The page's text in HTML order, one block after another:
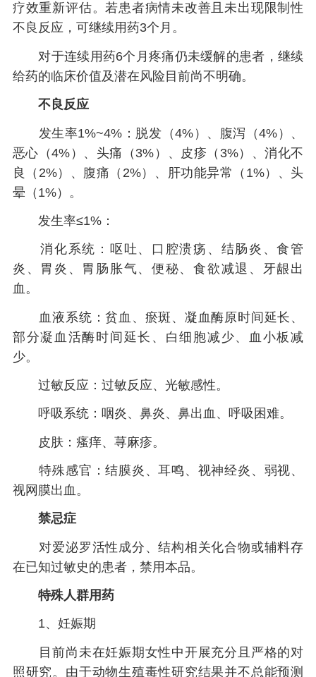
疗效重新评估。若患者病情未改善且未出现限制性
不良反应，可继续用药3个月。
对于连续用药6个月疼痛仍未缓解的患者，继续
给药的临床价值及潜在风险目前尚不明确。
不良反应
发生率1%~4%：脱发（4%）、腹泻（4%）、
恶心（4%）、头痛（3%）、皮疹（3%）、消化不
良（2%）、腹痛（2%）、肝功能异常（1%）、头
晕（1%）。
发生率≤1%：
消化系统：呕吐、口腔溃疡、结肠炎、食管
炎、胃炎、胃肠胀气、便秘、食欲减退、牙龈出
血。
血液系统：贫血、瘀斑、凝血酶原时间延长、
部分凝血活酶时间延长、白细胞减少、血小板减
少。
过敏反应：过敏反应、光敏感性。
呼吸系统：咽炎、鼻炎、鼻出血、呼吸困难。
皮肤：瘙痒、荨麻疹。
特殊感官：结膜炎、耳鸣、视神经炎、弱视、
视网膜出血。
禁忌症
对爱泌罗活性成分、结构相关化合物或辅料存
在已知过敏史的患者，禁用本品。
特殊人群用药
1、妊娠期
目前尚未在妊娠期女性中开展充分且严格的对
照研究。由于动物生殖毒性研究结果并不总能预测